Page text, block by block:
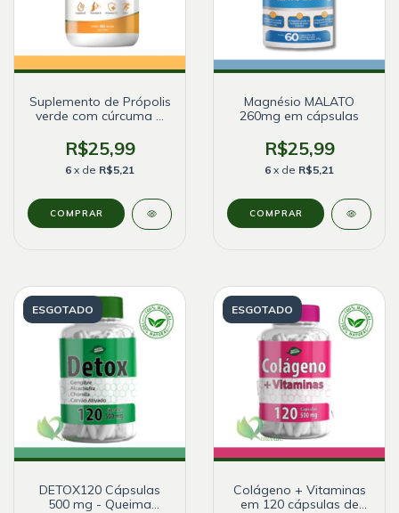
Suplemento de Própolis
verde com cúrcuma +
R$25,99
6 x de R$5,21
Magnésio MALATO
260mg em cápsulas
R$25,99
6 x de R$5,21
ESGOTADO
DETOX120 Cápsulas
500 mg - Queima
ESGOTADO
Colágeno + Vitaminas
em 120 cápsulas de